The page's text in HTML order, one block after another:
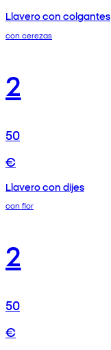
Llavero con colgantes
con cerezas
2
50
€
Llavero con dijes
con flor
2
50
€